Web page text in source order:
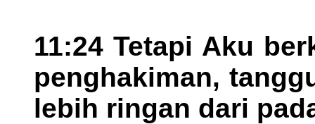
11:24 Tetapi Aku
penghakiman,
lebih ringan dari